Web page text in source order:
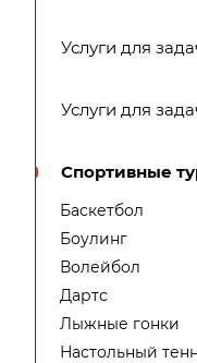
Услуги для
Услуги для
Спортивные
Баскетбол
Боулинг
Волейбол
Дартс
Лыжные гонки
Настольный